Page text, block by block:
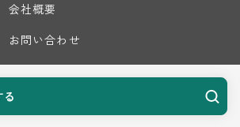
会社概要
お問い合わせ
Biz Career.inc All Rights Reserved.